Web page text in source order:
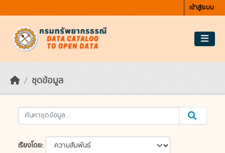
เข้าสู่ระบบ
ชุดข้อมูล
เรียงโดย